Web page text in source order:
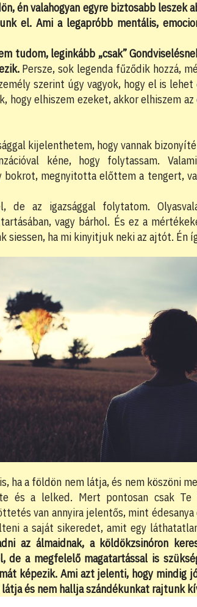
én valahogyan egyre biztosabb leszek
el. Ami a legapróbb mentális,
tudom, leginkább „csak”
Persze, sok legenda fűződik hozzá,
szerint úgy vagyok, hogy el is
hogy elhiszem ezeket, akkor elhiszem
kijelenthetem, hogy vannak
kéne, hogy folytassam.
megnyitotta előttem a tengert,
de az igazsággal folytatom.
vagy bárhol. És ez a
siessen, ha mi kinyitjuk neki az ajtót. Én
ha a földön nem látja, és nem köszöni
és a lelked. Mert pontosan csak Te
van annyira jelentős, mint
a saját sikeredet, amit egy
az álmaidnak, a köldökzsinóron
de a megfelelő magatartással is
képezik. Ami azt jelenti, hogy mindig
és nem hallja szándékunkat rajtunk